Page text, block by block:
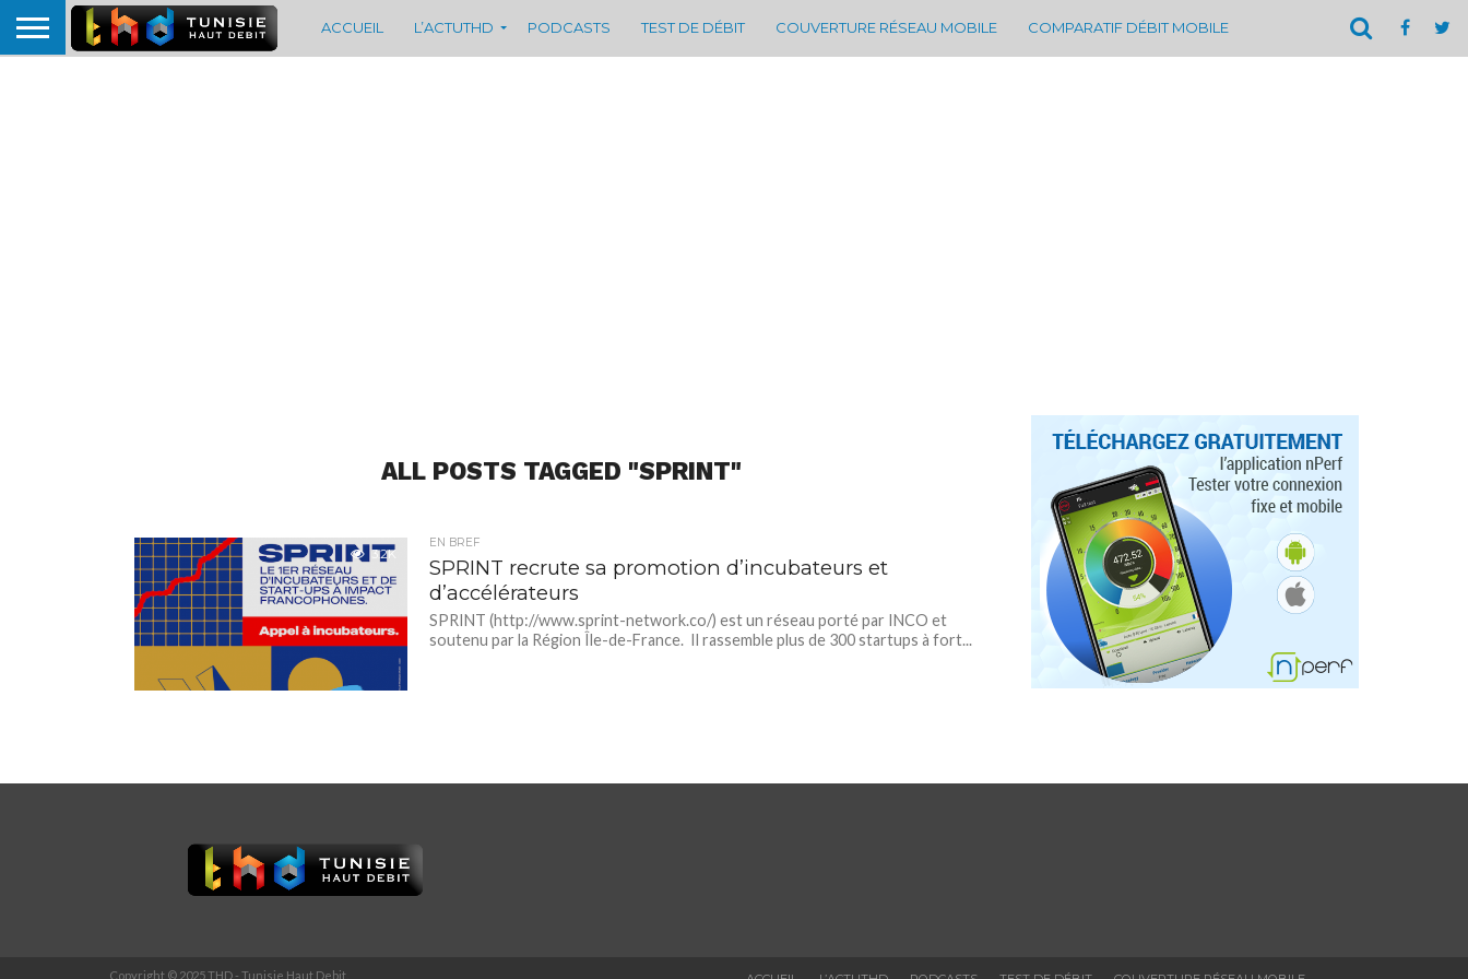
ACCUEIL L’ACTUTHD PODCASTS TEST DE DÉBIT COUVERTURE RÉSEAU MOBILE COMPARATIF DÉBIT MOBILE
ALL POSTS TAGGED "SPRINT"
3.2K
EN BREF
SPRINT recrute sa promotion d’incubateurs et
d’accélérateurs
SPRINT (http://www.sprint-network.co/) est un réseau porté par INCO et
soutenu par la Région Île-de-France. Il rassemble plus de 300 startups à fort...
Copyright © 2025 THD - Tunisie Haut Debit.